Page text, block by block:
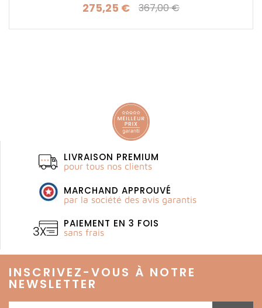
Prix
275,25 € Prix de base
367,00 €
LIVRAISON PREMIUM
pour tous nos clients
MARCHAND APPROUVÉ
par la société des avis garantis
PAIEMENT EN 3 FOIS
sans frais
INSCRIVEZ-VOUS À NOTRE
NEWSLETTER